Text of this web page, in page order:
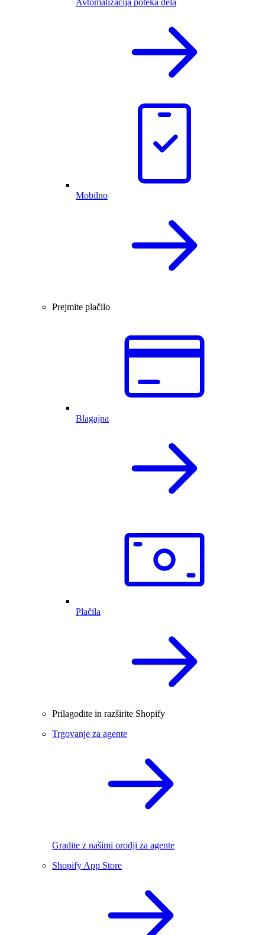
Avtomatizacija poteka dela
Mobilno
Prejmite plačilo
Blagajna
Plačila
Prilagodite in razširite Shopify
Trgovanje za agente
Gradite z našimi orodji za agente
Shopify App Store